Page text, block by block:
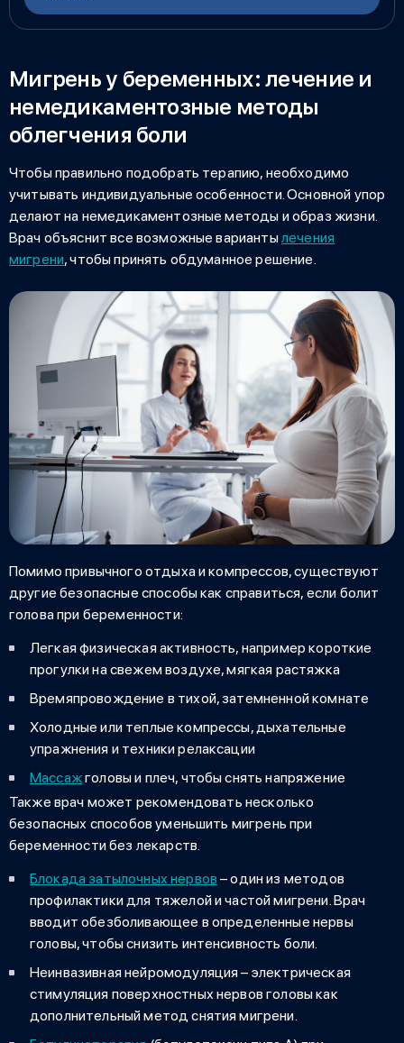
Мигрень у беременных: лечение и
немедикаментозные методы
облегчения боли
Чтобы правильно подобрать терапию, необходимо
учитывать индивидуальные особенности. Основной упор
делают на немедикаментозные методы и образ жизни.
Врач объяснит все возможные вариантылечения
мигрени, чтобы принять обдуманное решение.
Помимо привычного отдыха и компрессов, существуют
другие безопасные способы как справиться, если болит
голова при беременности:
Легкая физическая активность, например короткие
прогулки на свежем воздухе, мягкая растяжка
Времяпровождение в тихой, затемненной комнате
Холодные или теплые компрессы, дыхательные
упражнения и техники релаксации
Массажголовы и плеч, чтобы снять напряжение
Также врач может рекомендовать несколько
безопасных способов уменьшить мигрень при
беременностибез лекарств.
Блокада затылочных нервов – один из методов
профилактики для тяжелой и частой мигрени. Врач
вводит обезболивающее в определенные нервы
головы, чтобы снизить интенсивность боли.
Неинвазивная нейромодуляция – электрическая
стимуляция поверхностных нервов головы как
дополнительный метод снятия мигрени.